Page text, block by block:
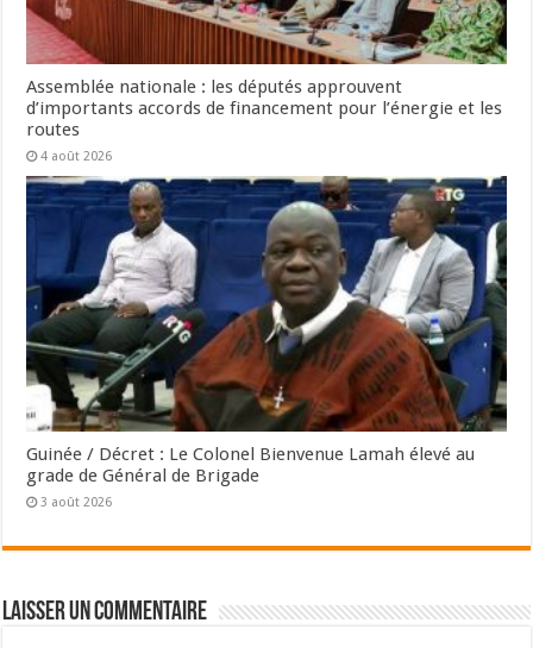
Assemblée nationale : les députés approuvent
d’importants accords de financement pour l’énergie et les
routes
4 août 2026
Guinée / Décret : Le Colonel Bienvenue Lamah élevé au
grade de Général de Brigade
3 août 2026
Laisser un commentaire